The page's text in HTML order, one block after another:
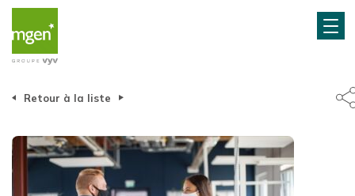
Retour à la liste